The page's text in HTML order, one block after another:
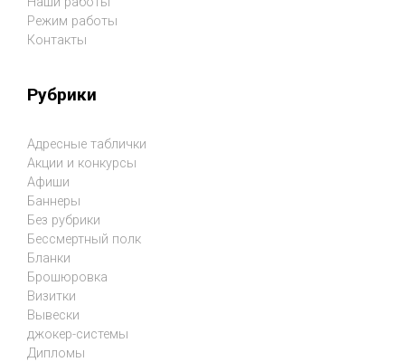
Режим работы
Контакты
Рубрики
Адресные таблички
Акции и конкурсы
Афиши
Баннеры
Без рубрики
Бессмертный полк
Бланки
Брошюровка
Визитки
Вывески
джокер-системы
Дипломы